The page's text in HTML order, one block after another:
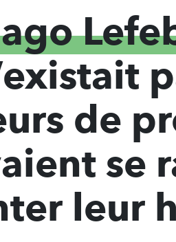
de
se
leur